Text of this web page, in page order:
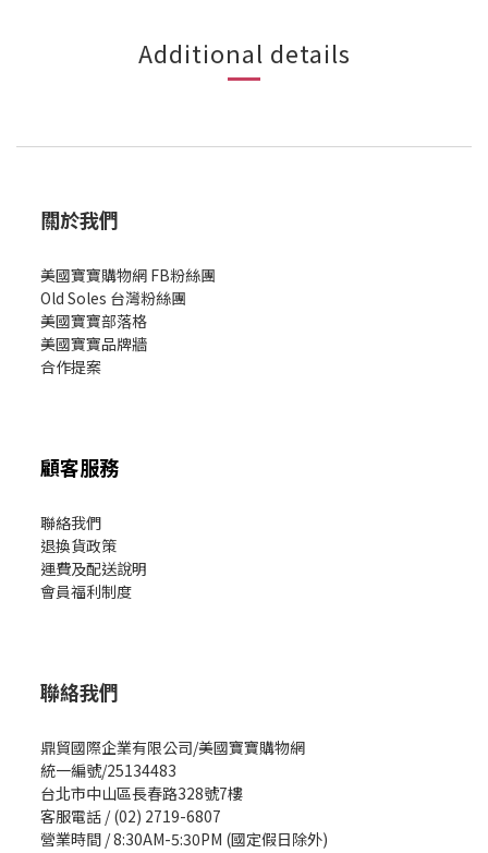
Additional details
關於我們
美國寶寶購物網 FB粉絲團
Old Soles 台灣粉絲團
美國寶寶部落格
美國寶寶品牌牆
合作提案
顧客服務
聯絡我們
退換貨政策
運費及配送說明
會員福利制度
聯絡我們
鼎貿國際企業有限公司/美國寶寶購物網
統一編號/25134483
台北市中山區長春路328號7樓
客服電話 / (02) 2719-6807
營業時間 / 8:30AM-5:30PM (國定假日除外)